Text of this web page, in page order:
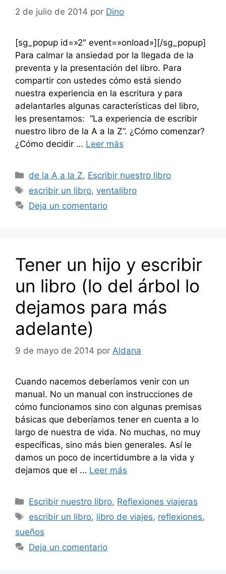
2 de julio de 2014 por Dino
[sg_popup id=»2″ event=»onload»][/sg_popup]
Para calmar la ansiedad por la llegada de la
preventa y la presentación del libro. Para
compartir con ustedes cómo está siendo
nuestra experiencia en la escritura y para
adelantarles algunas características del libro,
les presentamos: “La experiencia de escribir
nuestro libro de la A a la Z”. ¿Cómo comenzar?
¿Cómo decidir … Leer más
Categorías
de la A a la Z, Escribir nuestro libro
Etiquetas
escribir un libro,ventalibro
Deja un comentario
Tener un hijo y escribir
un libro (lo del árbol lo
dejamos para más
adelante)
9 de mayo de 2014 por Aldana
Cuando nacemos deberíamos venir con un
manual. No un manual con instrucciones de
cómo funcionamos sino con algunas premisas
básicas que deberíamos tener en cuenta a lo
largo de nuestra de vida. No muchas, no muy
específicas, sino más bien generales. Así le
damos un poco de incertidumbre a la vida y
dejamos que el … Leer más
Categorías
Escribir nuestro libro, Reflexiones viajeras
Etiquetas
escribir un libro, libro de viajes, reflexiones,
sueños
Deja un comentario